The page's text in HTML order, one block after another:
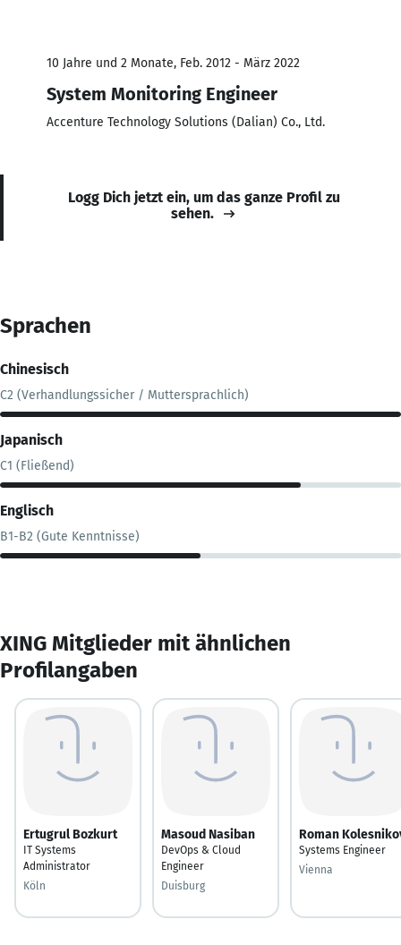
10 Jahre und 2 Monate, Feb. 2012 - März 2022
System Monitoring Engineer
Accenture Technology Solutions (Dalian) Co., Ltd.
Logg Dich jetzt ein, um das ganze Profil zu
sehen.
Sprachen
Chinesisch
C2 (Verhandlungssicher / Muttersprachlich)
Japanisch
C1 (Fließend)
Englisch
B1-B2 (Gute Kenntnisse)
XING Mitglieder mit ähnlichen
Profilangaben
Ertugrul Bozkurt
IT Systems
Administrator
Köln
Masoud Nasiban
DevOps & Cloud
Engineer
Duisburg
Roman
Systems Engineer
Vienna